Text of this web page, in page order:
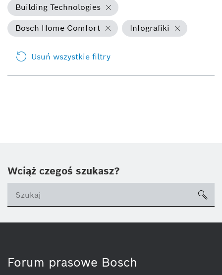
Building Technologies
Bosch Home Comfort
Infografiki
Usuń wszystkie filtry
Wciąż czegoś szukasz?
Forum prasowe Bosch